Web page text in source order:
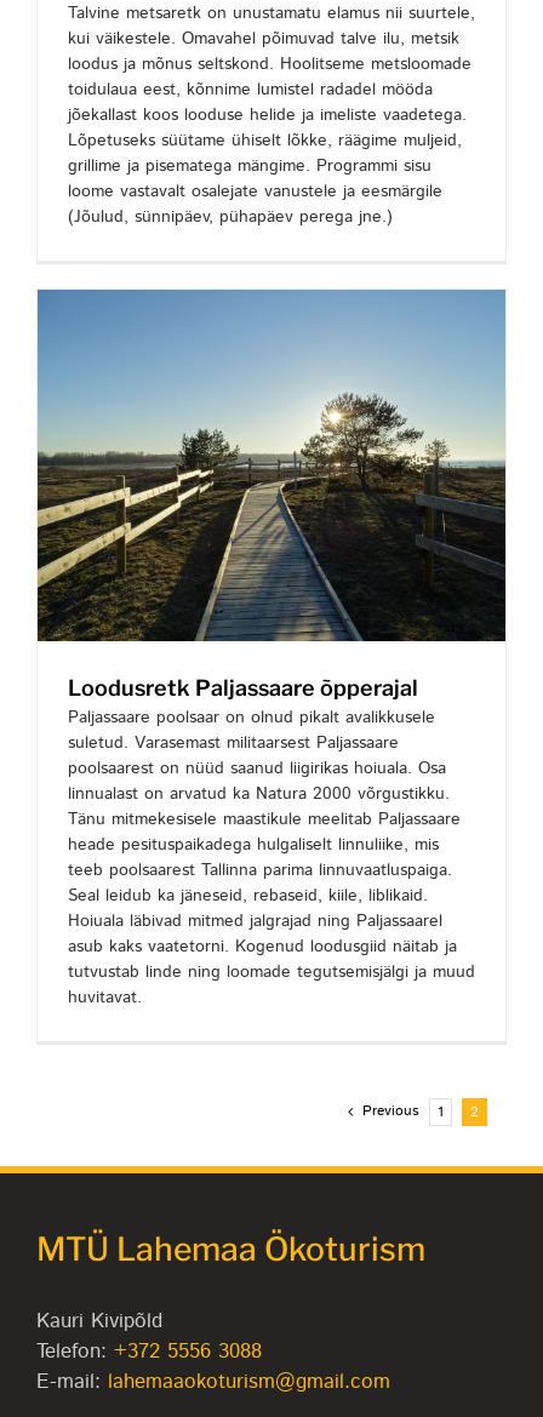
Talvine metsaretk on unustamatu elamus nii suurtele,
kui väikestele. Omavahel põimuvad talve ilu, metsik
loodus ja mõnus seltskond. Hoolitseme metsloomade
toidulaua eest, kõnnime lumistel radadel mööda
jõekallast koos looduse helide ja imeliste vaadetega.
Lõpetuseks süütame ühiselt lõkke, räägime muljeid,
grillime ja pisematega mängime. Programmi sisu
loome vastavalt osalejate vanustele ja eesmärgile
(Jõulud, sünnipäev, pühapäev perega jne.)
Loodusretk Paljassaare õpperajal
Paljassaare poolsaar on olnud pikalt avalikkusele
suletud. Varasemast militaarsest Paljassaare
poolsaarest on nüüd saanud liigirikas hoiuala. Osa
linnualast on arvatud ka Natura 2000 võrgustikku.
Tänu mitmekesisele maastikule meelitab Paljassaare
heade pesituspaikadega hulgaliselt linnuliike, mis
teeb poolsaarest Tallinna parima linnuvaatluspaiga.
Seal leidub ka jäneseid, rebaseid, kiile, liblikaid.
Hoiuala läbivad mitmed jalgrajad ning Paljassaarel
asub kaks vaatetorni. Kogenud loodusgiid näitab ja
tutvustab linde ning loomade tegutsemisjälgi ja muud
huvitavat.
Previous 1 2
MTÜ Lahemaa Ökoturism
Kauri Kivipõld
Telefon: +372 5556 3088
E-mail: lahemaaokoturism@gmail.com